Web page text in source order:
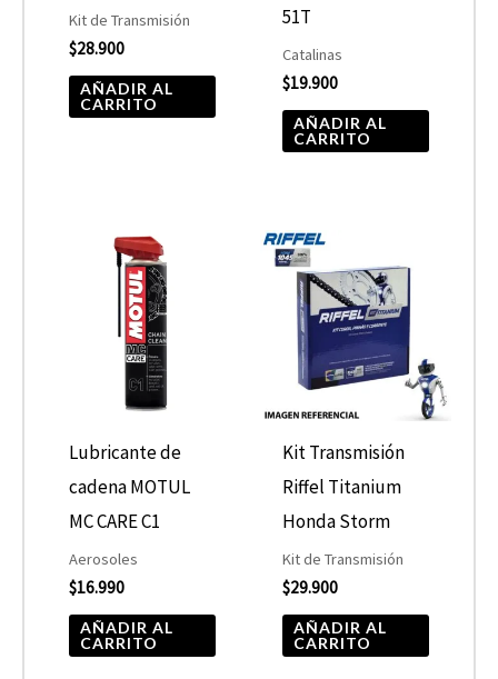
Kit de Transmisión
$28.900
AÑADIR AL
CARRITO
51T
Catalinas
$19.900
AÑADIR AL
CARRITO
Lubricante de
cadena MOTUL
MC CARE C1
Aerosoles
$16.990
AÑADIR AL
CARRITO
Kit Transmisión
Riffel Titanium
Honda Storm
Kit de Transmisión
$29.900
AÑADIR AL
CARRITO